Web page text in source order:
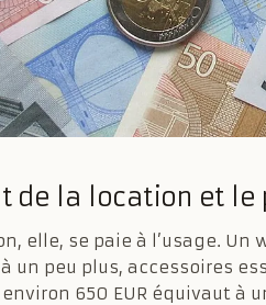
de la location et
elle, se paie à l’usage.
un peu plus, accessoires
650 EUR équivaut à